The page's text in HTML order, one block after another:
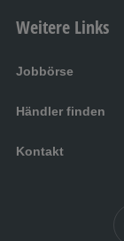
Weitere Links
Jobbörse
Händler finden
Kontakt